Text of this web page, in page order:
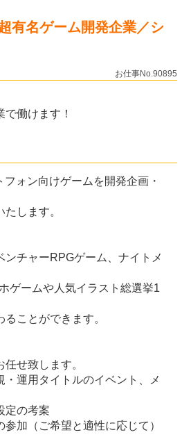
有名ゲーム開発企業／シ
お仕事No.90895
働けます！
ォン向けゲームを開発企画・
します。
チャーRPGゲーム、ナイトメ
ゲームや人気イラスト総選挙1
ことができます。
せ致します。
運用タイトルのイベント、メ
定の考案
加（ご希望と適性に応じて）